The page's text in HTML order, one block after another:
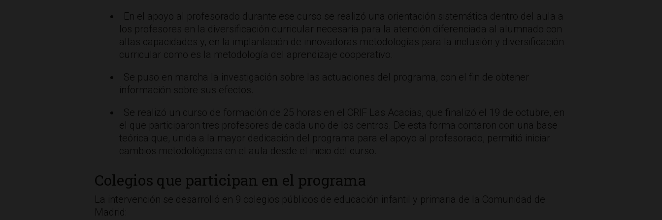
En el apoyo al profesorado durante ese curso se realizó una orientación sistemática dentro del aula a
los profesores en la diversificación curricular necesaria para la atención diferenciada al alumnado con
altas capacidades y, en la implantación de innovadoras metodologías para la inclusión y diversificación
curricular como es la metodología del aprendizaje cooperativo.
Se puso en marcha la investigación sobre las actuaciones del programa, con el fin de obtener
información sobre sus efectos.
Se realizó un curso de formación de 25 horas en el CRIF Las Acacias, que finalizó el 19 de octubre, en
el que participaron tres profesores de cada uno de los centros. De esta forma contaron con una base
teórica que, unida a la mayor dedicación del programa para el apoyo al profesorado, permitió iniciar
cambios metodológicos en el aula desde el inicio del curso.
Colegios que participan en el programa
La intervención se desarrolló en 9 colegios públicos de educación infantil y primaria de la Comunidad de
Madrid: